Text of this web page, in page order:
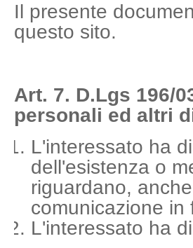
Il presente
questo sito.
Art. 7. D.Lgs 196/
personali ed altri
L'interessato ha
dell'esistenza o
riguardano,
comunicazione in
L'interessato ha